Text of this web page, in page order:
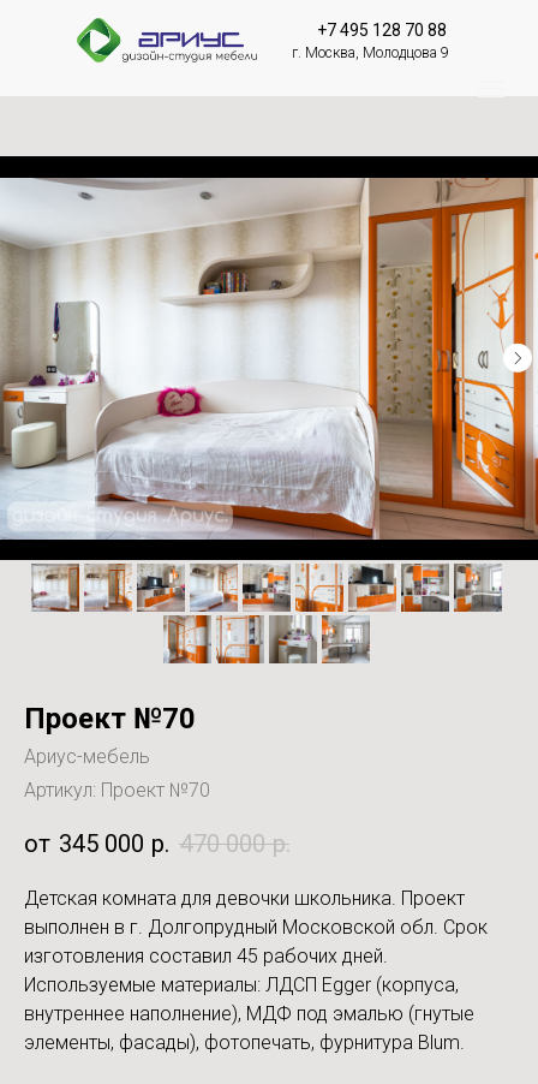
+7 495 128 70 88
г. Москва, Молодцова 9
Проект №70
Ариус-мебель
Артикул: Проект №70
345 000 р. 470 000 р.
Детская комната для девочки школьника. Проект
выполнен в г. Долгопрудный Московской обл. Срок
изготовления составил 45 рабочих дней.
Используемые материалы: ЛДСП Egger (корпуса,
внутреннее наполнение), МДФ под эмалью (гнутые
элементы, фасады), фотопечать, фурнитура Blum.